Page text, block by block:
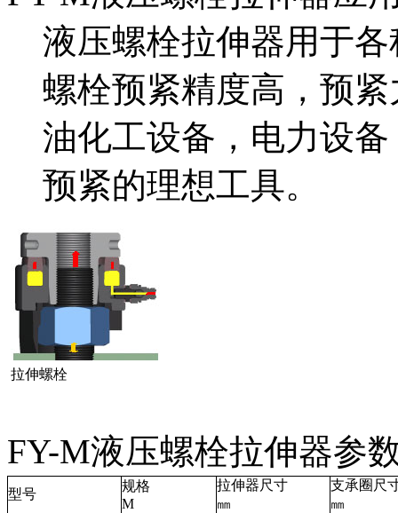
液压螺栓拉伸器用于
螺栓预紧精度高，预
油化工设备，电力设
预紧的理想工具。
拉伸螺栓
FY-M液压螺栓拉伸器参
型号
规格
M
拉伸器尺寸
㎜
支承圈尺
㎜